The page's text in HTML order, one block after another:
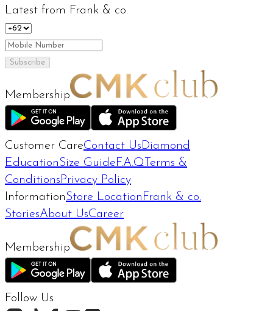
Latest from Frank & co.
Subscribe
Membership
Customer CareContact Us Diamond
EducationSize Guide F.A.Q Terms &
Conditions Privacy Policy
InformationStore Location Frank & co.
StoriesAbout UsCareer
Membership
Follow Us